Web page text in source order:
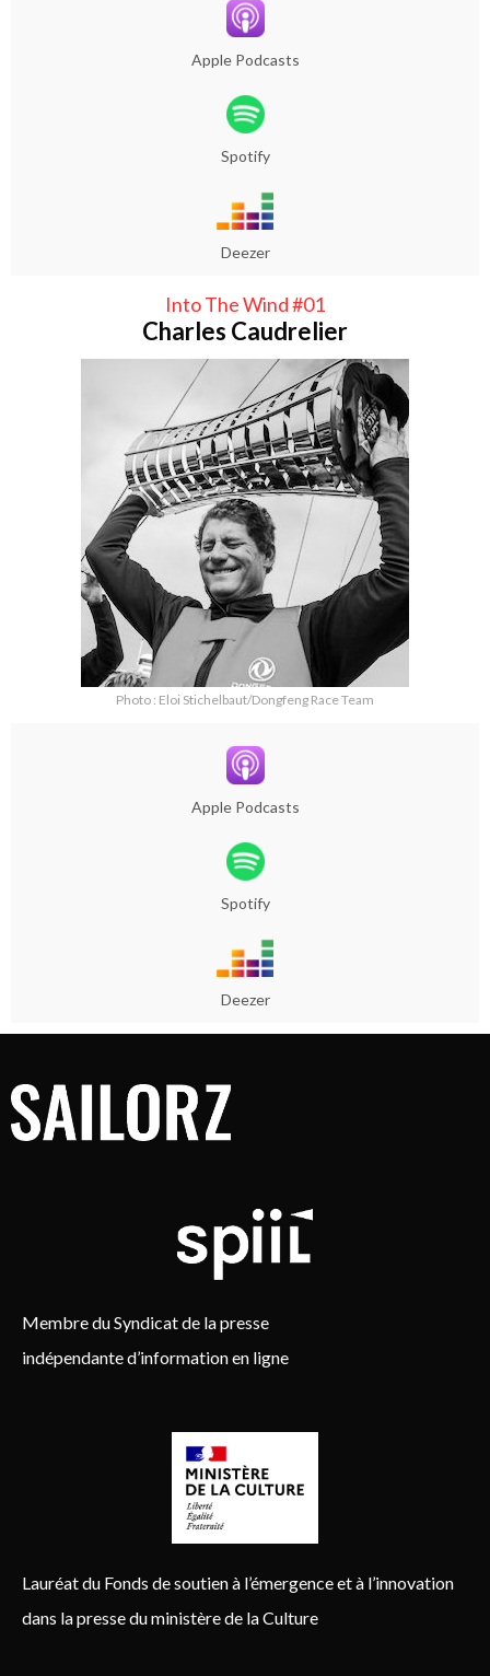
Apple Podcasts
Spotify
Deezer
Into The Wind #01
Charles Caudrelier
Photo : Eloi Stichelbaut/Dongfeng Race Team
Apple Podcasts
Spotify
Deezer
Membre du Syndicat de la presse
indépendante d’information en ligne
Lauréat du Fonds de soutien à l’émergence et à l’innovation
dans la presse du ministère de la Culture